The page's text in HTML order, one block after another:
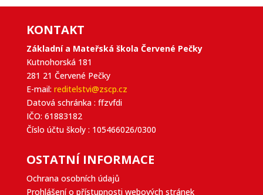
KONTAKT
Základní a Mateřská škola Červené Pečky
Kutnohorská 181
281 21 Červené Pečky
E-mail: reditelstvi@zscp.cz
Datová schránka : ffzvfdi
IČO: 61883182
Číslo účtu školy : 105466026/0300
OSTATNÍ INFORMACE
Ochrana osobních údajů
Prohlášení o přístupnosti webových stránek